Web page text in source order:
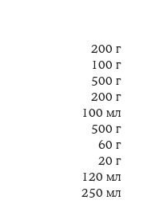
200 г
100 г
500 г
200 г
100 мл
500 г
60 г
20 г
120 мл
250 мл